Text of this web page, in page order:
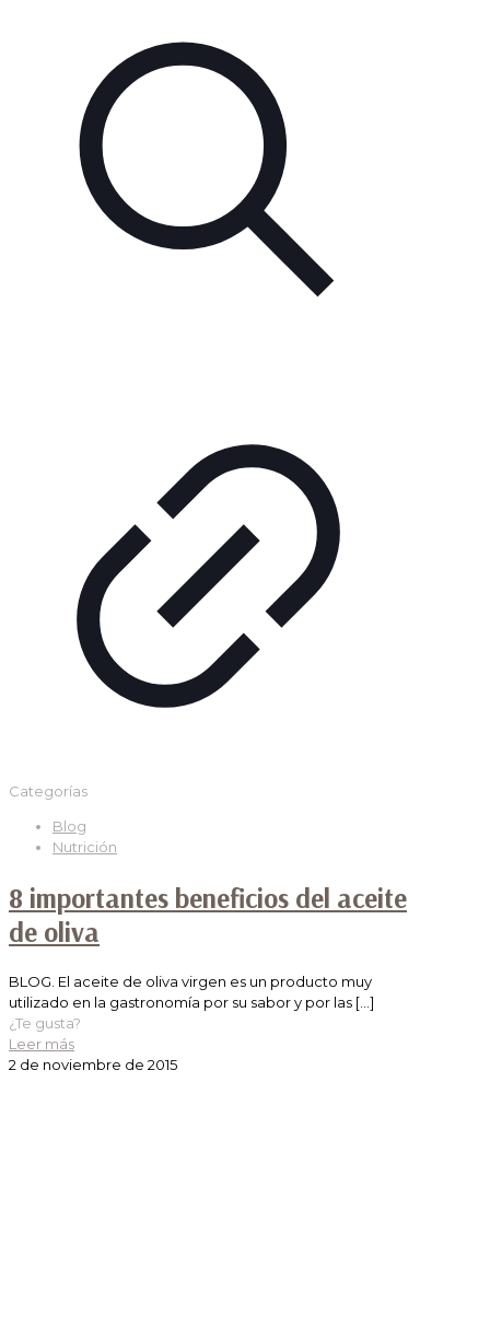
Categorías
Blog
Nutrición
8 importantes beneficios del aceite
de oliva
BLOG. El aceite de oliva virgen es un producto muy
utilizado en la gastronomía por su sabor y por las […]
¿Te gusta?
Leer más
2 de noviembre de 2015